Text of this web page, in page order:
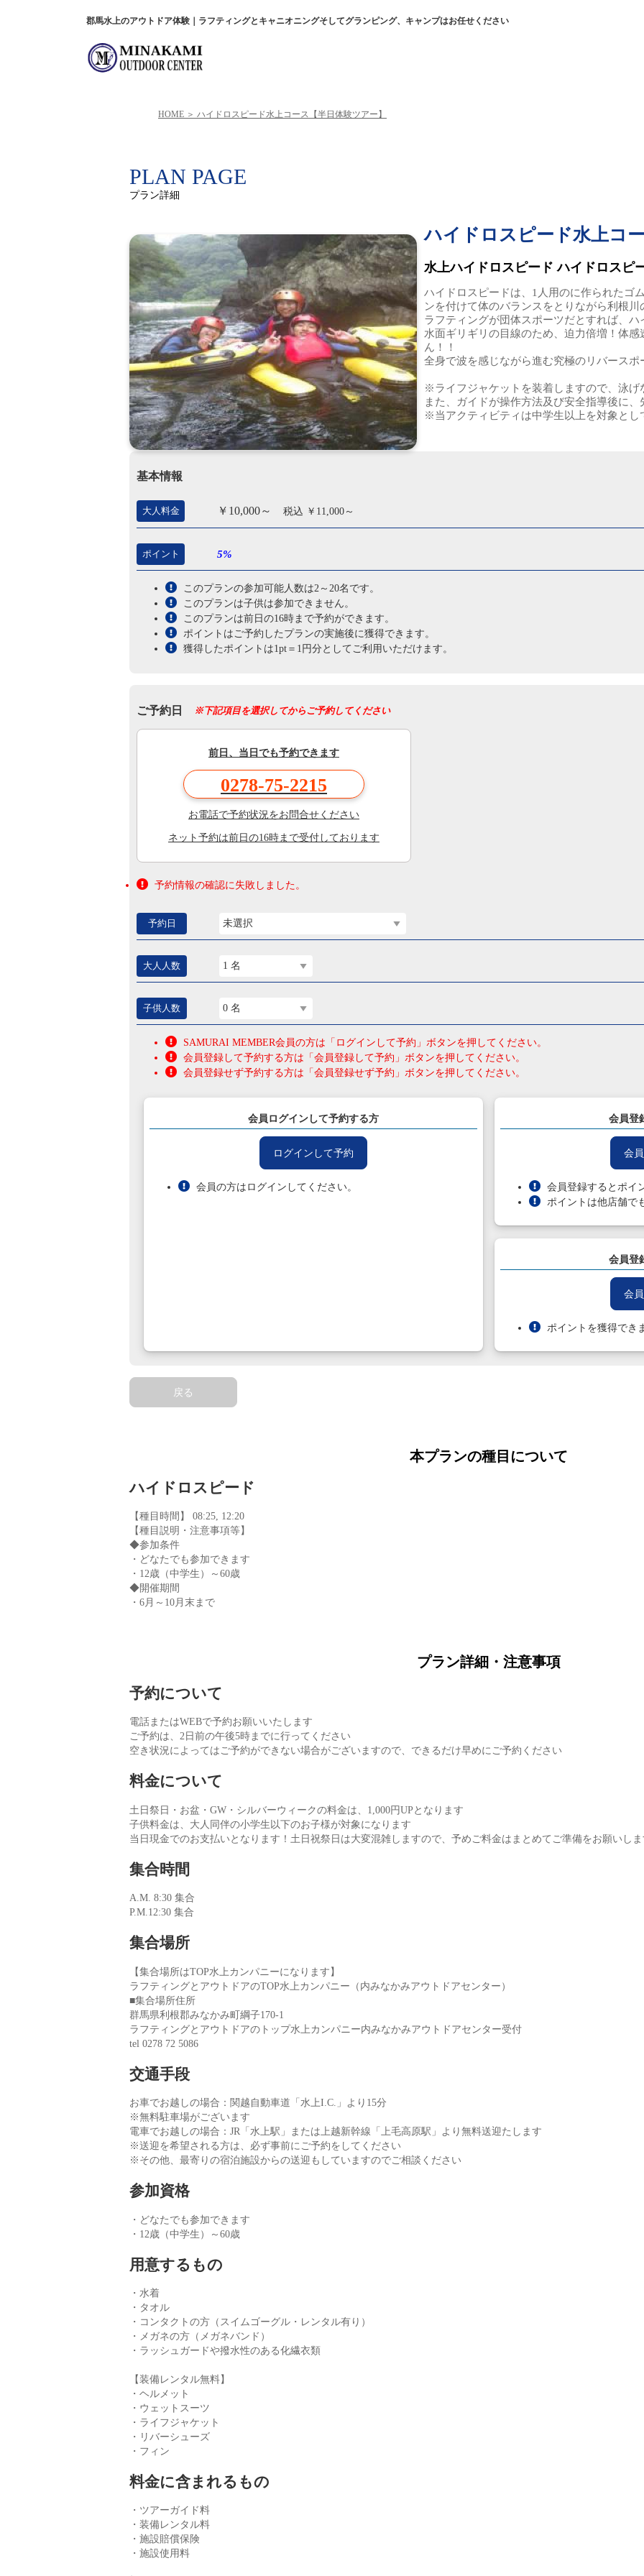
郡馬水上のアウトドア体験｜ラフティングとキャニオニングそしてグランピング、キャンプはお任せください
HOME ハイドロスピード水上コース【半日体験ツアー】
PLAN PAGE
プラン詳細
ハイドロスピード水上コ
水上ハイドロスピード ハイドロスピ
ハイドロスピードは、1人用のに作られたゴ
ンを付けて体のバランスをとりながら利根
ラフティングが団体スポーツだとすれば、
水面ギリギリの目線のため、迫力倍増！体
ん！！
全身で波を感じながら進む究極のリバース
※ライフジャケットを装着しますので、泳
また、ガイドが操作方法及び安全指導後に
※当アクティビティは中学生以上を対象とし
基本情報
大人料金 ￥10,000～ 税込 ￥11,000～
ポイント 5%
このプランの参加可能人数は2～20名です。
このプランは子供は参加できません。
このプランは前日の16時まで予約ができます。
ポイントはご予約したプランの実施後に獲得できます。
獲得したポイントは1pt＝1円分としてご利用いただけます。
ご予約日 ※下記項目を選択してからご予約してください
前日、当日でも予約できます
0278-75-2215
お電話で予約状況をお問合せください
ネット予約は前日の16時まで受付しております
予約情報の確認に失敗しました。
予約日 未選択
大人人数 1 名
子供人数 0 名
SAMURAI MEMBER会員の方は「ログインして予約」ボタンを押してください。
会員登録して予約する方は「会員登録して予約」ボタンを押してください。
会員登録せず予約する方は「会員登録せず予約」ボタンを押してください。
会員ログインして予約する方
ログインして予約
会員の方はログインしてください。
会員登
会
会員登録するとポイ
ポイントは他店舗で
会員登
会
ポイントを獲得でき
戻る
本プランの種目について
ハイドロスピード
【種目時間】 08:25, 12:20
【種目説明・注意事項等】
◆参加条件
・どなたでも参加できます
・12歳（中学生）～60歳
◆開催期間
・6月～10月末まで
プラン詳細・注意事項
予約について
電話またはWEBで予約お願いいたします
ご予約は、2日前の午後5時までに行ってください
空き状況によってはご予約ができない場合がございますので、できるだけ早めにご予約ください
料金について
土日祭日・お盆・GW・シルバーウィークの料金は、1,000円UPとなります
子供料金は、大人同伴の小学生以下のお子様が対象になります
当日現金でのお支払いとなります！土日祝祭日は大変混雑しますので、予めご料金はまとめてご準備をお願いし
集合時間
A.M. 8:30 集合
P.M.12:30 集合
集合場所
【集合場所はTOP水上カンパニーになります】
ラフティングとアウトドアのTOP水上カンパニー（内みなかみアウトドアセンター）
■集合場所住所
群馬県利根郡みなかみ町綱子170-1
ラフティングとアウトドアのトップ水上カンパニー内みなかみアウトドアセンター受付
tel 0278 72 5086
交通手段
お車でお越しの場合：関越自動車道「水上I.C.」より15分
※無料駐車場がございます
電車でお越しの場合：JR「水上駅」または上越新幹線「上毛高原駅」より無料送迎たします
※送迎を希望される方は、必ず事前にご予約をしてください
※その他、最寄りの宿泊施設からの送迎もしていますのでご相談ください
参加資格
・どなたでも参加できます
・12歳（中学生）～60歳
用意するもの
・水着
・タオル
・コンタクトの方（スイムゴーグル・レンタル有り）
・メガネの方（メガネバンド）
・ラッシュガードや撥水性のある化繊衣類
【装備レンタル無料】
・ヘルメット
・ウェットスーツ
・ライフジャケット
・リバーシューズ
・フィン
料金に含まれるもの
・ツアーガイド料
・装備レンタル料
・施設賠償保険
・施設使用料